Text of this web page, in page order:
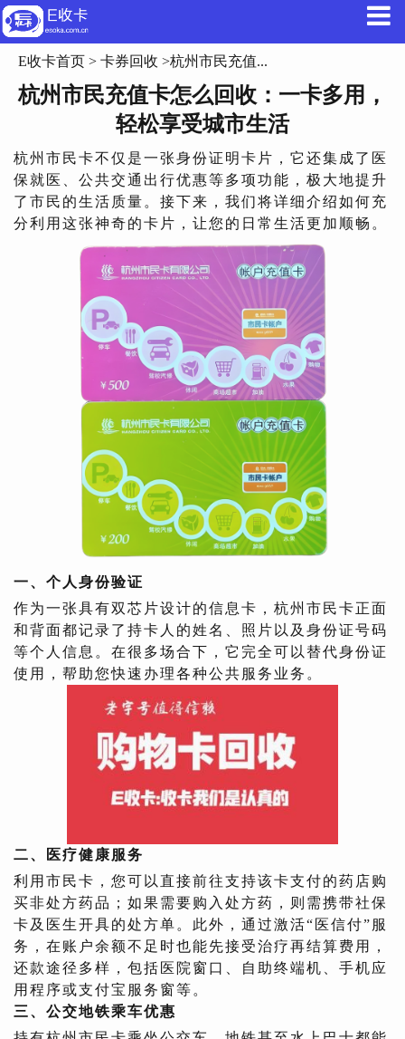
E收卡首页 > 卡券回收 >杭州市民充值...
杭州市民充值卡怎么回收：一卡多用，
轻松享受城市生活
杭州市民卡不仅是一张身份证明卡片，它还集成了医
保就医、公共交通出行优惠等多项功能，极大地提升
了市民的生活质量。接下来，我们将详细介绍如何充
分利用这张神奇的卡片，让您的日常生活更加顺畅。
一、个人身份验证
作为一张具有双芯片设计的信息卡，杭州市民卡正面
和背面都记录了持卡人的姓名、照片以及身份证号码
等个人信息。在很多场合下，它完全可以替代身份证
使用，帮助您快速办理各种公共服务业务。
二、医疗健康服务
利用市民卡，您可以直接前往支持该卡支付的药店购
买非处方药品；如果需要购入处方药，则需携带社保
卡及医生开具的处方单。此外，通过激活“医信付”服
务，在账户余额不足时也能先接受治疗再结算费用，
还款途径多样，包括医院窗口、自助终端机、手机应
用程序或支付宝服务窗等。
三、公交地铁乘车优惠